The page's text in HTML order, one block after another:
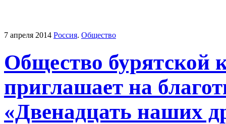
7 апреля 2014 Россия. Общество
Общество бурятской
приглашает на
«Двенадцать наших